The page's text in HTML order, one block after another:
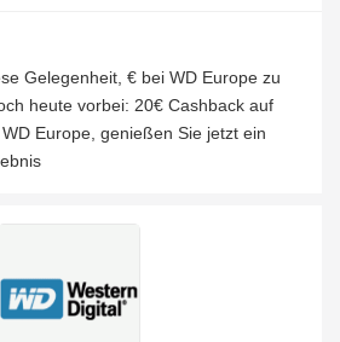
Gelegenheit, € bei WD Europe zu
heute vorbei: 20€ Cashback auf
Europe, genießen Sie jetzt ein